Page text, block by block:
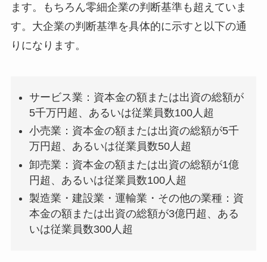
ます。もちろん零細企業の判断基準も超えていま
す。大企業の判断基準を具体的に示すと以下の通
りになります。
サービス業：資本金の額または出資の総額が
5千万円超、あるいは従業員数100人超
小売業：資本金の額または出資の総額が5千
万円超、あるいは従業員数50人超
卸売業：資本金の額または出資の総額が1億
円超、あるいは従業員数100人超
製造業・建設業・運輸業・その他の業種：資
本金の額または出資の総額が3億円超、ある
いは従業員数300人超